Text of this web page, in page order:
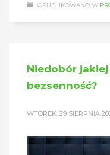
OPUBLIKOWANO W
Niedobór
bezsenność?
WTOREK, 29 SIERPNIA